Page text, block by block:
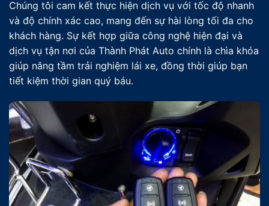
Chúng tôi cam kết thực hiện dịch vụ với tốc độ nhanh
và độ chính xác cao, mang đến sự hài lòng tối đa cho
khách hàng. Sự kết hợp giữa công nghệ hiện đại và
dịch vụ tận nơi của Thành Phát Auto chính là chìa khóa
giúp nâng tầm trải nghiệm lái xe, đồng thời giúp bạn
tiết kiệm thời gian quý báu.